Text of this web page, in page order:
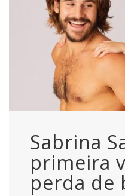
Sabrina
primeira
perda de